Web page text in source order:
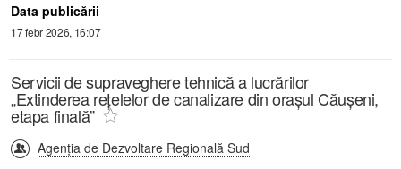
Data publicării
17 febr 2026, 16:07
Servicii de supraveghere tehnică a lucrărilor
„Extinderea rețelelor de canalizare din orașul Căușeni,
etapa finală”
Agenția de Dezvoltare Regională Sud